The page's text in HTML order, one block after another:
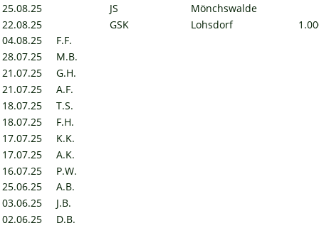
25.08.25
JS
Mönchswalde
22.08.25
GSK Lohsdorf
04.08.25
F.F.
28.07.25
M.B.
21.07.25
G.H.
21.07.25
A.F.
18.07.25
T.S.
18.07.25
F.H.
17.07.25
K.K.
17.07.25
A.K.
16.07.25
P.W.
25.06.25
A.B.
03.06.25
J.B.
02.06.25
D.B.